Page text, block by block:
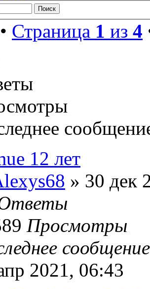
Страница 1 из 4
12 лет
» 30 дек
Просмотры
2021, 06:43